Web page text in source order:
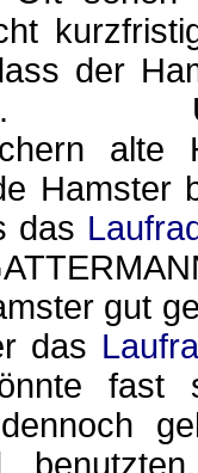
der
alte
Hamster
das
gut
das
fast